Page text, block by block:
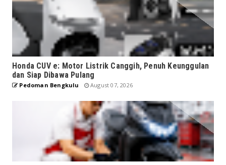
Honda CUV e: Motor Listrik Canggih, Penuh Keunggulan
dan Siap Dibawa Pulang
Pedoman Bengkulu August 07, 2026